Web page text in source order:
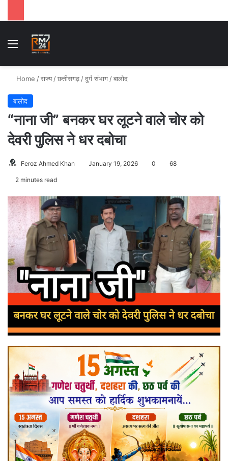
Menu
Home /राज्य /छत्तीसगढ़ /दुर्ग संभाग /बालोद
बालोद
“नाना जी” बनकर घर लूटने वाले चोर को
देवरी पुलिस ने धर दबोचा
Feroz Ahmed Khan January 19, 2026 0 68
2 minutes read